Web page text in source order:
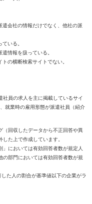
遣会社の情報だけでなく、他社の派
いる。
情報を扱っている。
の横断検索サイトでない。
社員の求人を主に掲載しているサイ
就業時の雇用形態が派遣社員（紹介
回収したデータから不正回答や異
た上で作成しています。
においては有効回答者数が規定人
の部門においては有効回答者数が規
た人の割合が基準値以下の企業がラ